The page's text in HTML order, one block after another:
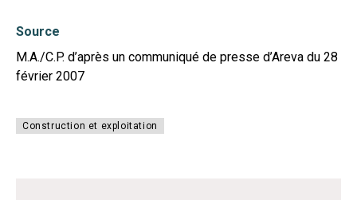
Source
M.A./C.P. d’après un communiqué de presse d’Areva du 28
février 2007
Construction et exploitation